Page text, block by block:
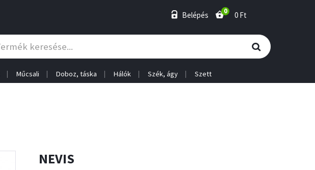
Belépés 0 0 Ft
Műcsali Doboz, táska Hálók Szék, ágy Szett
NEVIS